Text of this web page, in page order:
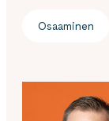
Osaaminen